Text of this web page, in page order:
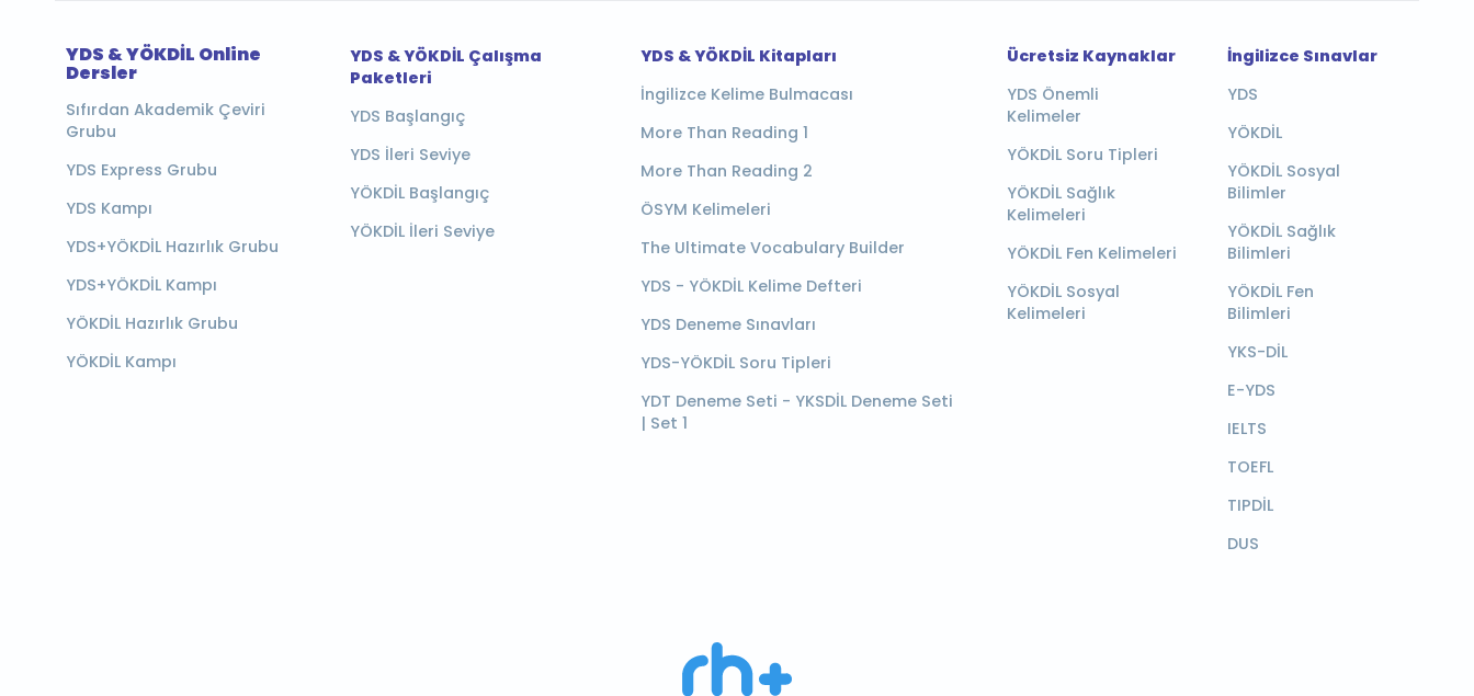
YDS & YÖKDİL Online
Dersler
Sıfırdan Akademik Çeviri
Grubu
YDS Express Grubu
YDS Kampı
YDS+YÖKDİL Hazırlık Grubu
YDS+YÖKDİL Kampı
YÖKDİL Hazırlık Grubu
YÖKDİL Kampı
YDS & YÖKDİL Çalışma
Paketleri
YDS Başlangıç
YDS İleri Seviye
YÖKDİL Başlangıç
YÖKDİL İleri Seviye
YDS & YÖKDİL Kitapları
İngilizce Kelime Bulmacası
More Than Reading 1
More Than Reading 2
ÖSYM Kelimeleri
The Ultimate Vocabulary Builder
YDS - YÖKDİL Kelime Defteri
YDS Deneme Sınavları
YDS-YÖKDİL Soru Tipleri
YDT Deneme Seti - YKSDİL Deneme Seti
| Set 1
Ücretsiz Kaynaklar
YDS Önemli
Kelimeler
YÖKDİL Soru Tipleri
YÖKDİL Sağlık
Kelimeleri
YÖKDİL Fen Kelimeleri
YÖKDİL Sosyal
Kelimeleri
İngilizce Sınavlar
YDS
YÖKDİL
YÖKDİL Sosyal
Bilimler
YÖKDİL Sağlık
Bilimleri
YÖKDİL Fen
Bilimleri
YKS-DİL
E-YDS
IELTS
TOEFL
TIPDİL
DUS